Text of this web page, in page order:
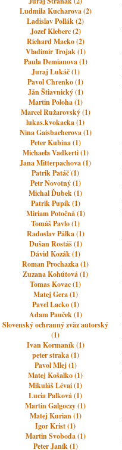
Ludmila Kucharova (2)
Ladislav Pollák (2)
Jozef Kleberc (2)
Richard Macko (2)
Vladimir Trojak (1)
Paula Demianova (1)
Juraj Lukáč (1)
Pavol Chrenko (1)
Ján Štiavnický (1)
Martin Poloha (1)
Marcel Ružarovský (1)
lukas.kvokacka (1)
Nina Gaisbacherova (1)
Peter Kubina (1)
Michaela Vadkerti (1)
Jana Mitterpachova (1)
Patrik Patáč (1)
Petr Novotný (1)
Michal Ďubek (1)
Patrik Pupík (1)
Miriam Potočná (1)
Tomáš Pavlo (1)
Radoslav Pálka (1)
Dušan Rostáš (1)
Dávid Kozák (1)
Roman Prochazka (1)
Zuzana Kohútová (1)
Tomas Kovac (1)
Matej Gera (1)
Pavel Lacko (1)
Adam Pauček (1)
Slovenský ochranný zväz autorský
(1)
Ivan Kormaník (1)
peter straka (1)
Pavol Mlej (1)
Matej Košalko (1)
Mikuláš Lévai (1)
Lucia Palková (1)
Martin Galgoczy (1)
Matej Kurian (1)
Igor Krist (1)
Martin Svoboda (1)
Peter Janík (1)